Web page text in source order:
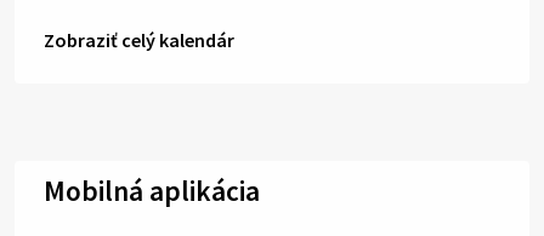
Zobraziť celý kalendár
Mobilná aplikácia